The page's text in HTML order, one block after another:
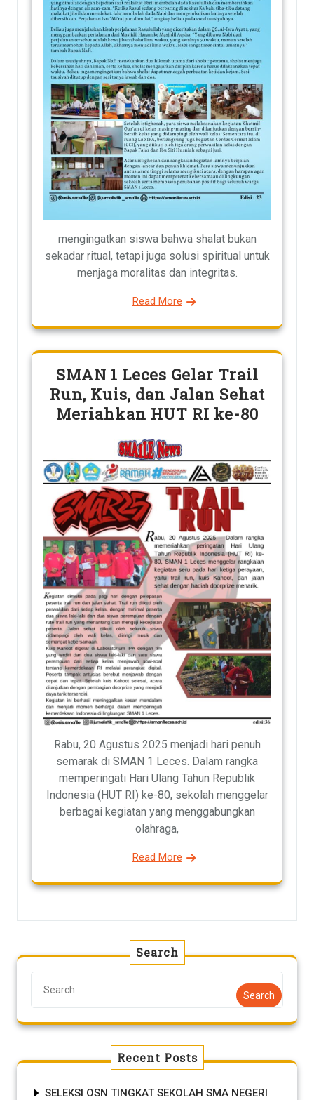
mengingatkan siswa bahwa shalat bukan
sekadar ritual, tetapi juga solusi spiritual untuk
menjaga moralitas dan integritas.
Read More
SMAN 1 Leces Gelar Trail
Run, Kuis, dan Jalan Sehat
Meriahkan HUT RI ke-80
Rabu, 20 Agustus 2025 menjadi hari penuh
semarak di SMAN 1 Leces. Dalam rangka
memperingati Hari Ulang Tahun Republik
Indonesia (HUT RI) ke-80, sekolah menggelar
berbagai kegiatan yang menggabungkan
olahraga,
Read More
Search
Search
Recent Posts
SELEKSI OSN TINGKAT SEKOLAH SMA NEGERI